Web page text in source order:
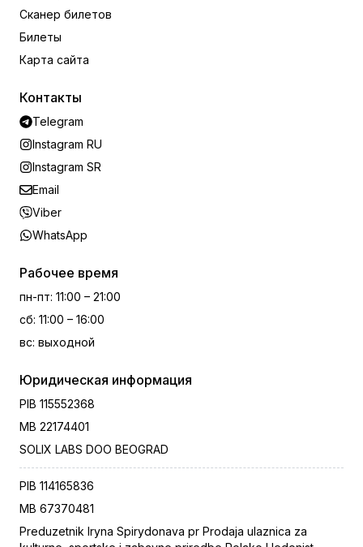
Сканер билетов
Билеты
Карта сайта
Контакты
Telegram
Instagram RU
Instagram SR
Email
Viber
WhatsApp
Рабочее время
пн-пт: 11:00 – 21:00
сб: 11:00 – 16:00
вс: выходной
Юридическая информация
PIB 115552368
MB 22174401
SOLIX LABS DOO BEOGRAD
PIB 114165836
MB 67370481
Preduzetnik Iryna Spirydonava pr Prodaja ulaznica za